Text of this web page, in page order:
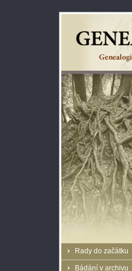
Rady do začátku
Bádání v archivu